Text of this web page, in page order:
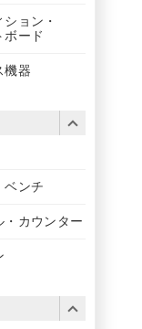
ョン・
ボード
機器
ベンチ
・カウンター